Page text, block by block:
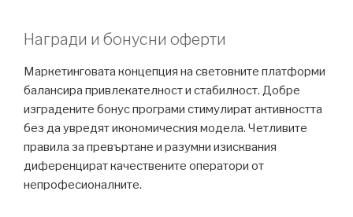
Награди и бонусни оферти
Маркетинговата концепция на световните платформи
балансира привлекателност и стабилност. Добре
изградените бонус програми стимулират активността
без да увредят икономическия модела. Четливите
правила за превъртане и разумни изисквания
диференцират качествените оператори от
непрофесионалните.